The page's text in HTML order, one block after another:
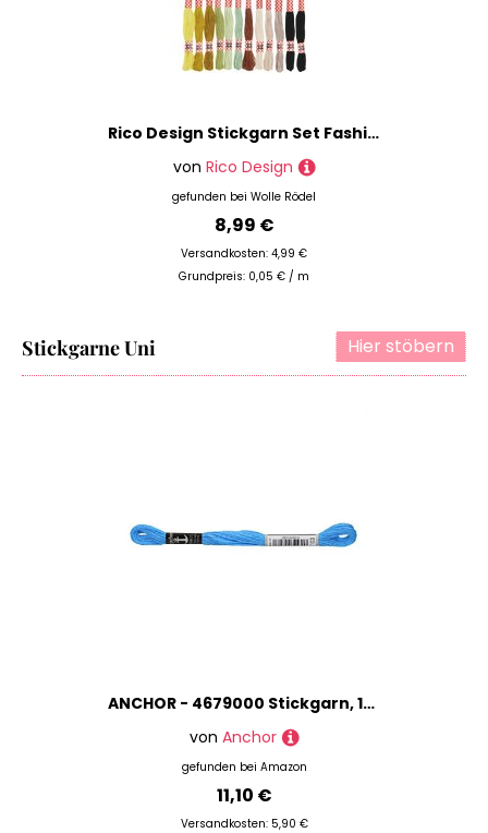
Rico Design Stickgarn Set Fashion
von Rico Design
gefunden bei Wolle Rödel
8,99 €
Versandkosten: 4,99 €
Grundpreis: 0,05 € / m
Hier stöbern
Stickgarne Uni
ANCHOR - 4679000 Stickgarn, 12 Stück, Anchor Neon, 8 Meter, Farbe: 103, Größe: Uni
von Anchor
gefunden bei Amazon
11,10 €
Versandkosten: 5,90 €